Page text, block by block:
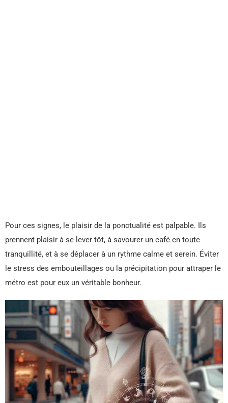
Pour ces signes, le plaisir de la ponctualité est palpable. Ils
prennent plaisir à se lever tôt, à savourer un café en toute
tranquillité, et à se déplacer à un rythme calme et serein. Éviter
le stress des embouteillages ou la précipitation pour attraper le
métro est pour eux un véritable bonheur.